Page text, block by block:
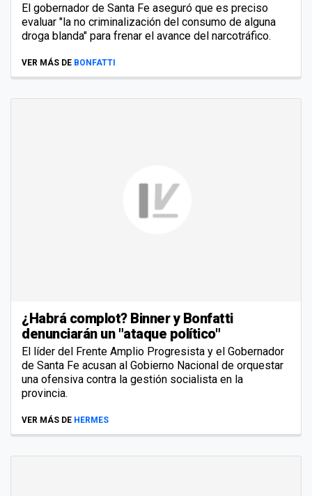
El gobernador de Santa Fe aseguró que es preciso
evaluar "la no criminalización del consumo de alguna
droga blanda" para frenar el avance del narcotráfico.
VER MÁS DE BONFATTI
¿Habrá complot? Binner y Bonfatti
denunciarán un "ataque político"
El líder del Frente Amplio Progresista y el Gobernador
de Santa Fe acusan al Gobierno Nacional de orquestar
una ofensiva contra la gestión socialista en la
provincia.
VER MÁS DE HERMES